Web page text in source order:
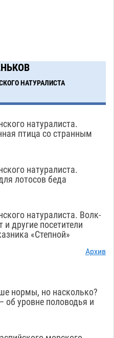
НАТУРАЛИСТА
натуралиста.
птица со странным
натуралиста.
лотосов беда
натуралиста. Волк-
и другие посетители
«Степной»
Архив
нормы, но насколько?
об уровне половодья и